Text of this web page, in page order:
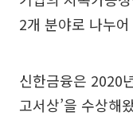
2개 분야로 나누
신한금융은 2020
고서상’을 수상해